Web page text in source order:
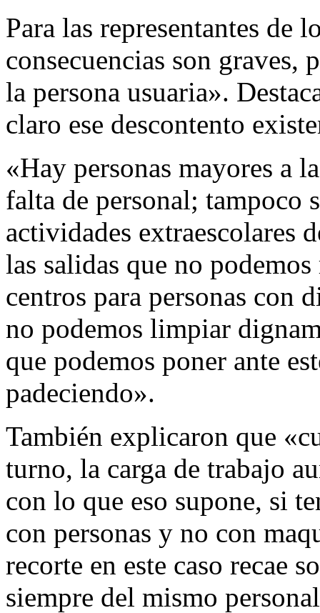
Para las representantes de
consecuencias son graves,
la persona usuaria».
claro ese descontento
«Hay personas mayores a
falta de personal; tampoco
actividades extraescolares
las salidas que no
centros para personas con
no podemos limpiar
que podemos poner ante
padeciendo».
También explicaron que
turno, la carga de trabajo
con lo que eso supone, si
con personas y no con
recorte en este caso recae
siempre del mismo